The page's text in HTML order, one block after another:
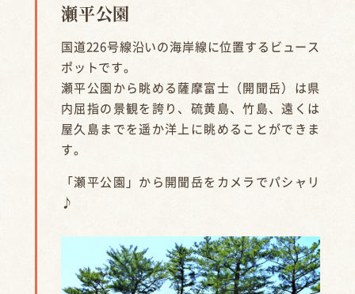
瀬平公園
国道226号線沿いの海岸線に位置するビュース
ポットです。
瀬平公園から眺める薩摩富士（開聞岳）は県
内屈指の景観を誇り、硫黄島、竹島、遠くは
屋久島までを遥か洋上に眺めることができま
す。
「瀬平公園」から開聞岳をカメラでパシャリ
♪